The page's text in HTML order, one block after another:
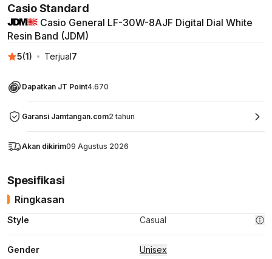
Casio Standard
Casio General LF-30W-8AJF Digital Dial White
Resin Band (JDM)
5(1) Terjual7
Dapatkan JT Point4.670
Garansi Jamtangan.com2 tahun
Akan dikirim09 Agustus 2026
Spesifikasi
Ringkasan
Style Casual
Gender Unisex